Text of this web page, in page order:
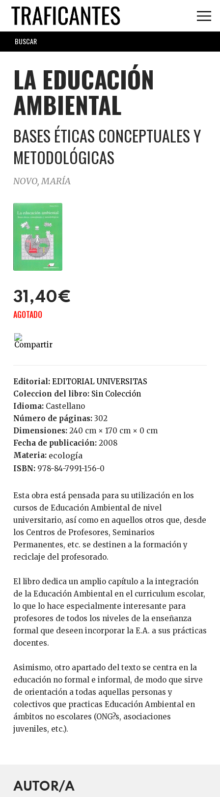
Skip
main
content
SEARCH
FORM
LA EDUCACIÓN
AMBIENTAL
BASES ÉTICAS CONCEPTUALES Y
METODOLÓGICAS
NOVO, MARÍA
31,40€
AGOTADO
Editorial:
EDITORIAL UNIVERSITAS
Coleccion del libro:
Sin Colección
Idioma:
Castellano
Número de páginas:
302
Dimensiones: 240 cm × 170 cm × 0 cm
Fecha de publicación:
2008
Materia: ecología
ISBN: 978-84-7991-156-0
Esta obra está pensada para su utilización en los
cursos de Educación Ambiental de nivel
universitario, así como en aquellos otros que, desde
los Centros de Profesores, Seminarios
Permanentes, etc. se destinen a la formación y
reciclaje del profesorado.
El libro dedica un amplio capítulo a la integración
de la Educación Ambiental en el curriculum escolar,
lo que lo hace especialmente interesante para
profesores de todos los niveles de la enseñanza
formal que deseen incorporar la E.A. a sus prácticas
docentes.
Asimismo, otro apartado del texto se centra en la
educación no formal e informal, de modo que sirve
de orientación a todas aquellas personas y
colectivos que practicas Educación Ambiental en
ámbitos no escolares (ONG?s, asociaciones
juveniles, etc.).
AUTOR/A